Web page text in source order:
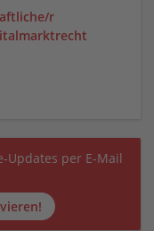
r
Updates per E-Mail